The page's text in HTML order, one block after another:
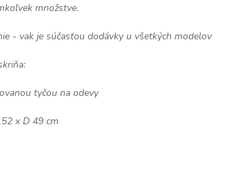
množstve.
- vak je súčasťou dodávky u všetkých modelov
tyčou na odevy
x D 49 cm